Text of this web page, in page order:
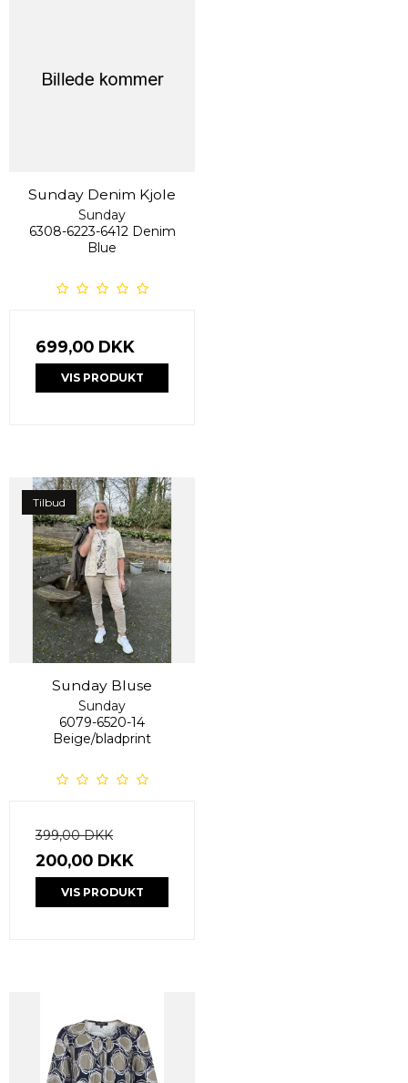
Sunday Denim Kjole
Sunday
6308-6223-6412 Denim
Blue
699,00 DKK
VIS PRODUKT
Tilbud
Sunday Bluse
Sunday
6079-6520-14
Beige/bladprint
399,00 DKK
200,00 DKK
VIS PRODUKT